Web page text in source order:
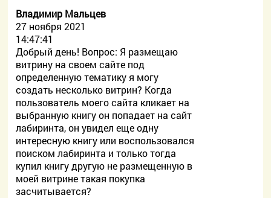
Владимир Мальцев
27 ноября 2021
14:47:41
Добрый день! Вопрос: Я размещаю
витрину на своем сайте под
определенную тематику я могу
создать несколько витрин? Когда
пользователь моего сайта кликает на
выбранную книгу он попадает на сайт
лабиринта, он увидел еще одну
интересную книгу или воспользовался
поиском лабиринта и только тогда
купил книгу другую не размещенную в
моей витрине такая покупка
засчитывается?